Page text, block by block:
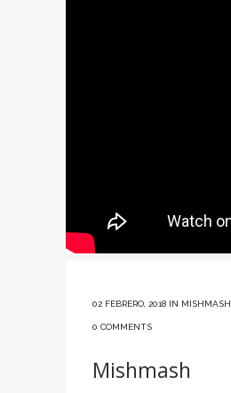
02 FEBRERO, 2018 IN MISHMASH
0 COMMENTS
Mishmash